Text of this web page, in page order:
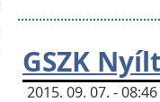
GSZK
2015. 09. 07. -